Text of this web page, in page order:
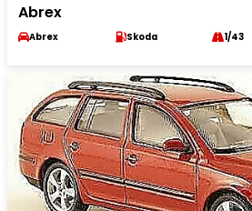
Abrex
Abrex Skoda 1/43